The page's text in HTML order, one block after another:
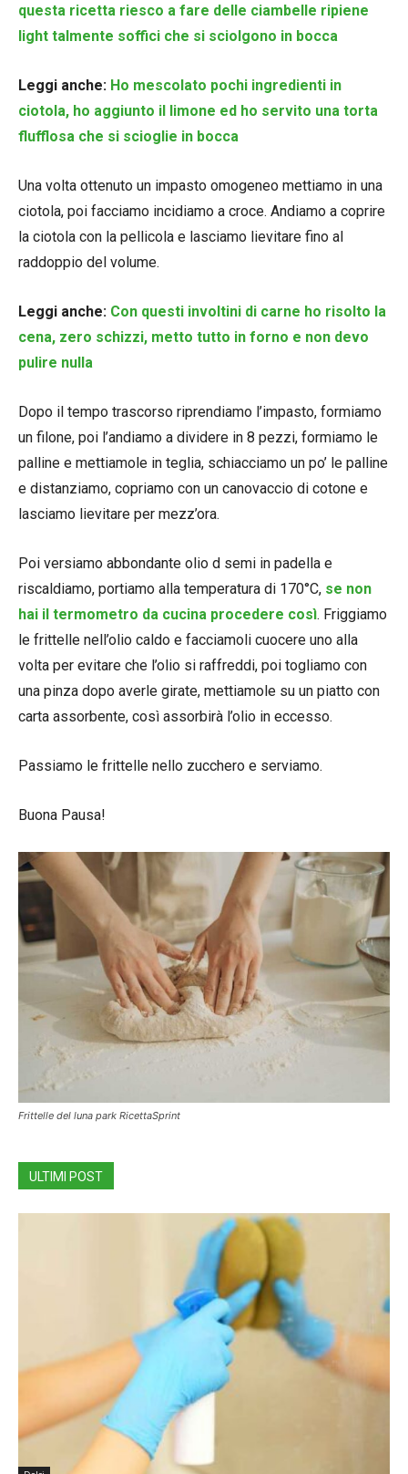
questa ricetta riesco a fare delle ciambelle ripiene
light talmente soffici che si sciolgono in bocca
Leggi anche: Ho mescolato pochi ingredienti in
ciotola, ho aggiunto il limone ed ho servito una torta
flufflosa che si scioglie in bocca
Una volta ottenuto un impasto omogeneo mettiamo in una
ciotola, poi facciamo incidiamo a croce. Andiamo a coprire
la ciotola con la pellicola e lasciamo lievitare fino al
raddoppio del volume.
Leggi anche: Con questi involtini di carne ho risolto la
cena, zero schizzi, metto tutto in forno e non devo
pulire nulla
Dopo il tempo trascorso riprendiamo l’impasto, formiamo
un filone, poi l’andiamo a dividere in 8 pezzi, formiamo le
palline e mettiamole in teglia, schiacciamo un po’ le palline
e distanziamo, copriamo con un canovaccio di cotone e
lasciamo lievitare per mezz’ora.
Poi versiamo abbondante olio d semi in padella e
riscaldiamo, portiamo alla temperatura di 170°C, se non
hai il termometro da cucina procedere così. Friggiamo
le frittelle nell’olio caldo e facciamoli cuocere uno alla
volta per evitare che l’olio si raffreddi, poi togliamo con
una pinza dopo averle girate, mettiamole su un piatto con
carta assorbente, così assorbirà l’olio in eccesso.
Passiamo le frittelle nello zucchero e serviamo.
Buona Pausa!
Frittelle del luna park RicettaSprint
ULTIMI POST